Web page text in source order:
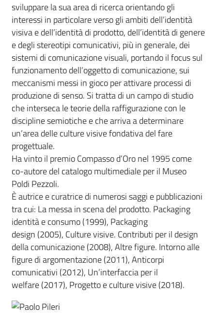
sviluppare la sua area di ricerca orientando gli
interessi in particolare verso gli ambiti dell’identità
visiva e dell’identità di prodotto, dell’identità di genere
e degli stereotipi comunicativi, più in generale, dei
sistemi di comunicazione visuali, portando il focus sul
funzionamento dell’oggetto di comunicazione, sui
meccanismi messi in gioco per attivare processi di
produzione di senso. Si tratta di un campo di studio
che interseca le teorie della raffigurazione con le
discipline semiotiche e che arriva a determinare
un’area delle culture visive fondativa del fare
progettuale.
Ha vinto il premio Compasso d’Oro nel 1995 come
co-autore del catalogo multimediale per il Museo
Poldi Pezzoli.
È autrice e curatrice di numerosi saggi e pubblicazioni
tra cui: La messa in scena del prodotto. Packaging
identità e consumo (1999), Packaging
design (2005), Culture visive. Contributi per il design
della comunicazione (2008), Altre figure. Intorno alle
figure di argomentazione (2011), Anticorpi
comunicativi (2012), Un’interfaccia per il
welfare (2017), Progetto e culture visive (2018).